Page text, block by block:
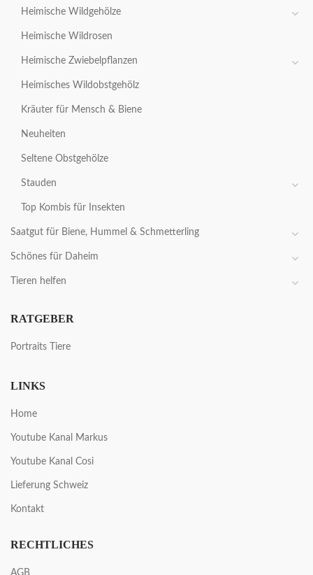
Heimische Wildgehölze
Heimische Wildrosen
Heimische Zwiebelpflanzen
Heimisches Wildobstgehölz
Kräuter für Mensch & Biene
Neuheiten
Seltene Obstgehölze
Stauden
Top Kombis für Insekten
Saatgut für Biene, Hummel & Schmetterling
Schönes für Daheim
Tieren helfen
RATGEBER
Portraits Tiere
LINKS
Home
Youtube Kanal Markus
Youtube Kanal Cosi
Lieferung Schweiz
Kontakt
RECHTLICHES
AGB